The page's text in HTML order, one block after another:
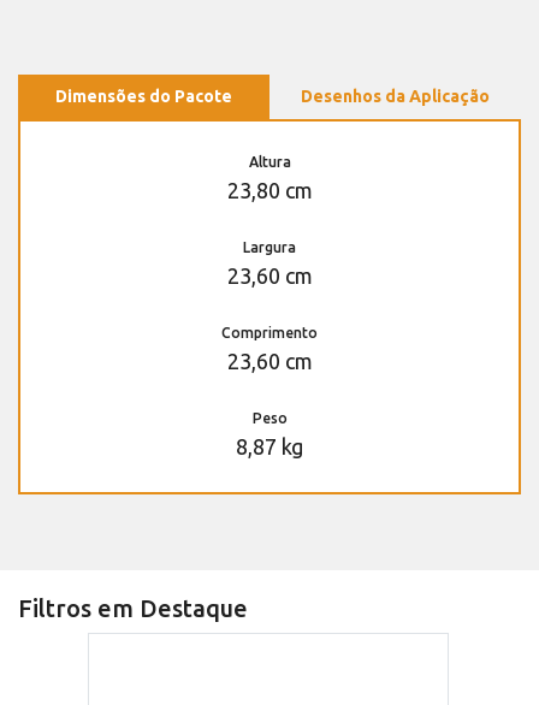
Dimensões do Pacote Desenhos da Aplicação
Altura
23,80 cm
Largura
23,60 cm
Comprimento
23,60 cm
Peso
8,87 kg
Filtros em Destaque